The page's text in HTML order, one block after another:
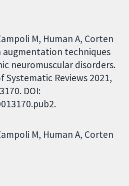
M, Human A, Corten
augmentation techniques
neuromuscular disorders.
Systematic Reviews 2021,
DOI:
M Human A Corten